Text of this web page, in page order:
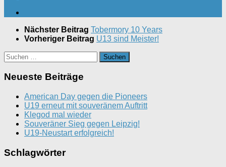
Nächster Beitrag Tobermory 10 Years
Vorheriger Beitrag U13 sind Meister!
Suchen
nach:
Neueste Beiträge
American Day gegen die Pioneers
U19 erneut mit souveränem Auftritt
Klegod mal wieder
Souveräner Sieg gegen Leipzig!
U19-Neustart erfolgreich!
Schlagwörter